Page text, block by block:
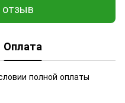
Оплата
полной оплаты